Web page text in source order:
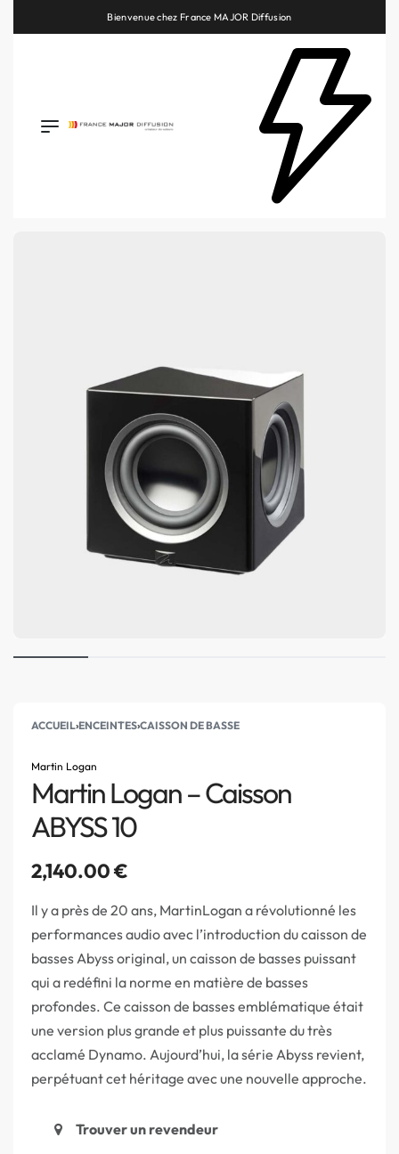
Retrouvez les plus belles marques de la HiFi, de l’intégration et du Home Cinéma
ACCUEIL›ENCEINTES›CAISSON DE BASSE
Martin Logan
Martin Logan – Caisson
ABYSS 10
2,140.00€
Il y a près de 20 ans, MartinLogan a révolutionné les
performances audio avec l’introduction du caisson de
basses Abyss original, un caisson de basses puissant
qui a redéfini la norme en matière de basses
profondes. Ce caisson de basses emblématique était
une version plus grande et plus puissante du très
acclamé Dynamo. Aujourd’hui, la série Abyss revient,
perpétuant cet héritage avec une nouvelle approche.
Trouver un revendeur